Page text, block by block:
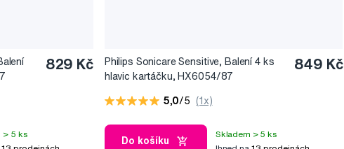
829 Kč
> 5 ks
Philips Sonicare Sensitive, Balení 4 ks
hlavic kartáčku, HX6054/87
849 Kč
5,0/5 (1x)
Do košíku
Skladem > 5 ks